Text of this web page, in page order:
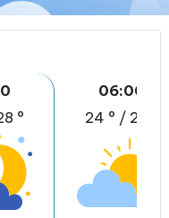
°
06:00
24 ° / 28 °